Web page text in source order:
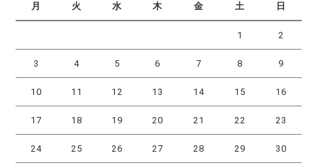
月 火 水 木 金 土 日
1 2
3 4 5 6 7 8 9
10 11 12 13 14 15 16
17 18 19 20 21 22 23
24 25 26 27 28 29 30